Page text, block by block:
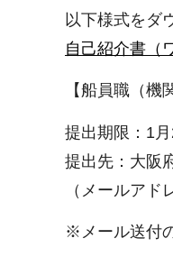
以下様式をダ
自己紹介書（
【船員職（機
提出期限：1月
提出先：大阪
（メールア
※メール送付